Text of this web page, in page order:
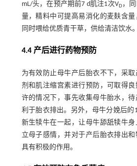
mL/头，在预产期前7 d肌注1次VD，
量，精料中可提高易消化的麦麸含量
同时喂给优质青干草，供给清洁饮水。
4.4 产后进行药物预防
为有效防止母牛产后胎衣不下，采
剂和肌注缩宫素进行预防，可取得
许的情况下，事先收集母牛胎水，
利于胎衣排出。另外，母牛分娩后的
新生犊牛在一起，让母牛舔舐犊牛
立母子感情，并对于产后胎衣排出
具有积极的作用。